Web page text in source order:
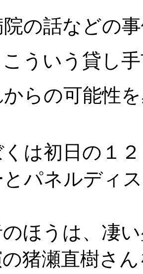
院の話などの
こういう貸し
からの可能性
は初日の１
パネルディ
ほうは、凄
猪瀬直樹さ